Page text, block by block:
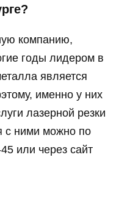
компанию,
годы лидером в
является
именно у них
лазерной резки
с ними можно по
или через сайт